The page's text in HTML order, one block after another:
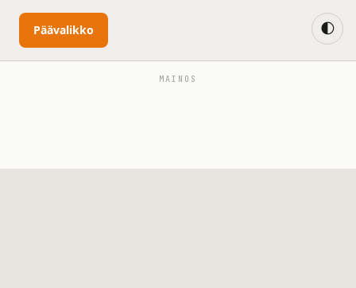
Päävalikko
MAINOS
🌓